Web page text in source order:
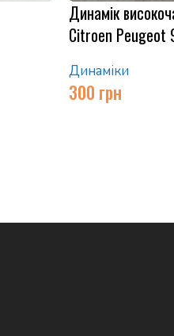
Динамік
Citroen Peugeot
Динаміки
300 грн